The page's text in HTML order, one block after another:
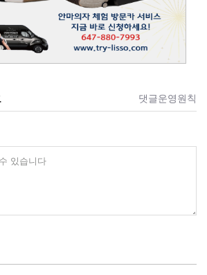
댓글운영원칙
있습니다